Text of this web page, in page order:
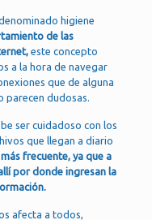
higiene
de las
este concepto
a la hora de navegar
que de alguna
parecen dudosas.
ser cuidadoso con los
que llegan a diario
frecuente, ya que a
por donde ingresan la
afecta a todos,